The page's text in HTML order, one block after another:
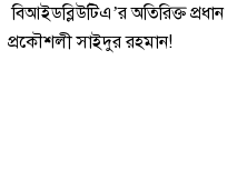
বিআইডব্লিউটিএ’র অতিরিক্ত প্রধান
প্রকৌশলী সাইদুর রহমান!